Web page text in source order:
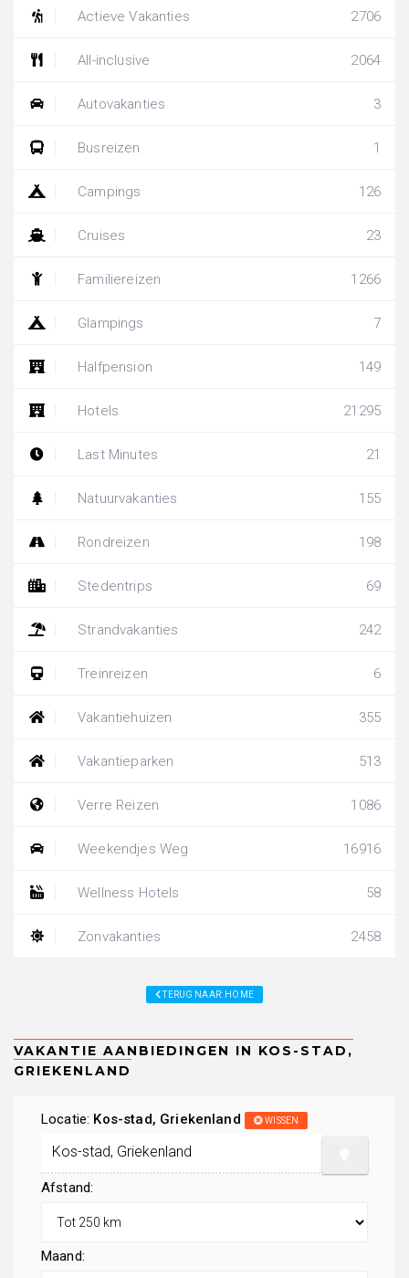
Actieve Vakanties 2706
All-inclusive 2064
Autovakanties 3
Busreizen 1
Campings 126
Cruises 23
Familiereizen 1266
Glampings 7
Halfpension 149
Hotels 21295
Last Minutes 21
Natuurvakanties 155
Rondreizen 198
Stedentrips 69
Strandvakanties 242
Treinreizen 6
Vakantiehuizen 355
Vakantieparken 513
Verre Reizen 1086
Weekendjes Weg 16916
Wellness Hotels 58
Zonvakanties 2458
TERUG NAAR: HOME
Locatie: Kos-stad, Griekenland WISSEN
Afstand:
Maand: